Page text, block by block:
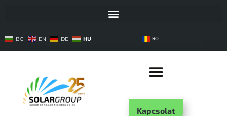
BG EN DE HU RO
Kapcsolat